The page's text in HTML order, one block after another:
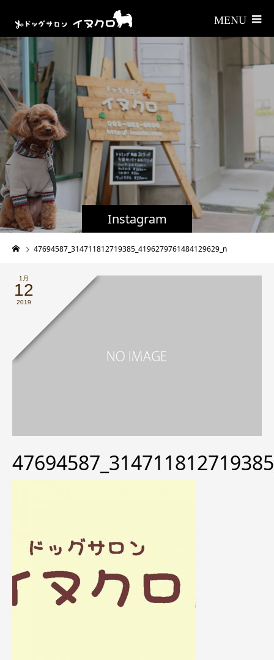
Instagram
47694587_314711812719385_4196279761484129629_n
1月
12
2019